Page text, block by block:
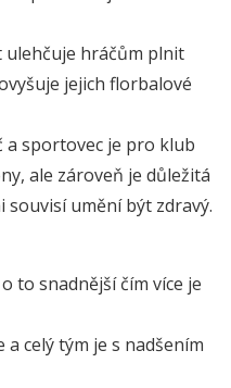
hráčům plnit
jejich florbalové
a sportovec je pro klub
ale zároveň je důležitá
umění být zdravý.
to snadnější čím více je
celý tým je s nadšením